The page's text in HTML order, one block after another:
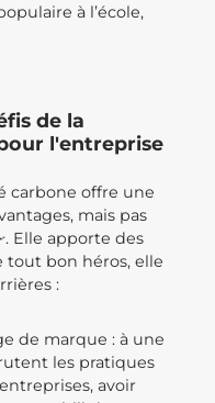
à l’école,
de la
l'entreprise
carbone offre une
mais pas
Elle apporte des
tout bon héros, elle
:
de marque : à une
les pratiques
avoir